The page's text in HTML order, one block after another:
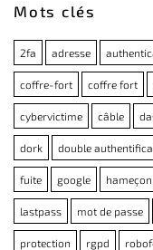
Mots clés
2fa adresse
coffre-fort coffre fort
cybervictime câble
dork double
fuite google
lastpass mot de passe
protection rgpd